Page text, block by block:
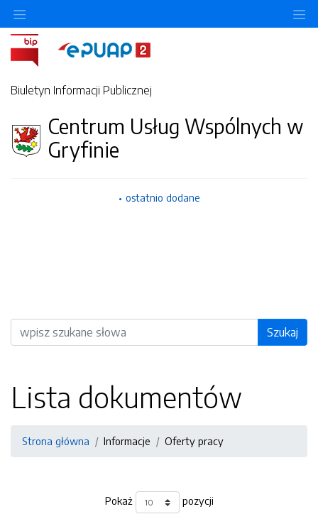
Biuletyn Informacji Publicznej
Centrum Usług Wspólnych w
Gryfinie
ostatnio dodane
Wyszukiwarka Szukaj
Lista dokumentów
Strona główna Informacje Oferty pracy
Pokaż pozycji